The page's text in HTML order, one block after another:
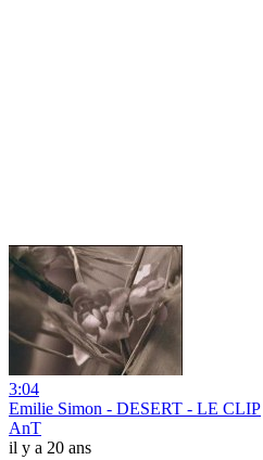
3:04
Emilie Simon - DESERT - LE CLIP
AnT
il y a 20 ans